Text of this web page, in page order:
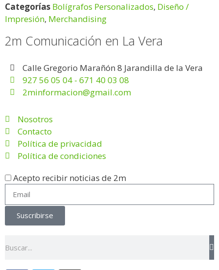
Categorías Bolígrafos Personalizados, Diseño /
Impresión, Merchandising
2m Comunicación en La Vera
Calle Gregorio Marañón 8 Jarandilla de la Vera
927 56 05 04 - 671 40 03 08
2minformacion@gmail.com
Nosotros
Contacto
Política de privacidad
Política de condiciones
Acepto recibir noticias de 2m
Suscribirse